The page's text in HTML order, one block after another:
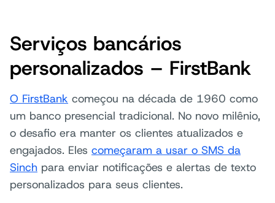
Serviços bancários
personalizados – FirstBank
O FirstBank começou na década de 1960 como
um banco presencial tradicional. No novo milênio,
o desafio era manter os clientes atualizados e
engajados. Eles começaram a usar o SMS da
Sinch para enviar notificações e alertas de texto
personalizados para seus clientes.